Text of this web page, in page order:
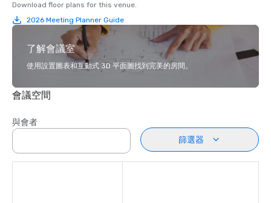
Download floor plans for this venue.
2026 Meeting Planner Guide
了解會議室
使用設置圖表和互動式 3D 平面圖找到完美的房間。
會議空間
與會者
篩選器